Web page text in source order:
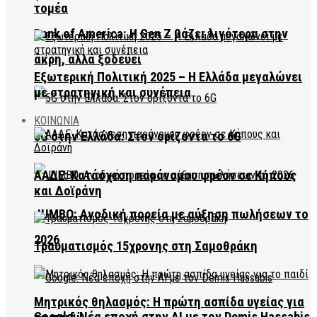
Bank of America: Η Gen Z βάζει λιγότερα στην
άκρη, αλλά ξοδεύει
5G στην Ελλάδα: Στον ορίζοντα το 6G
JUMBO: Ανοδική πορεία με αύξηση πωλήσεων το
2026
τομέα
Εξωτερική Πολιτική 2025 – Η Ελλάδα μεγαλώνει
με στρατηγική και συνέπεια
ΚΟΙΝΩΝΙΑ
ΑΑΔΕ: Κατάσχεση παράνομου φρέον σε Κήπους
και Δοϊράνη
Τραυματισμός 15χρονης στη Σαμοθράκη
Μητρικός θηλασμός: Η πρώτη ασπίδα υγείας για